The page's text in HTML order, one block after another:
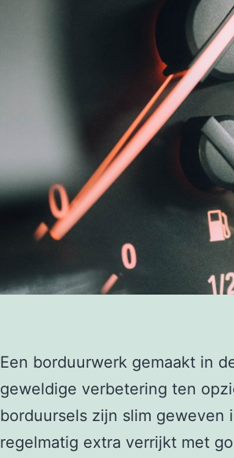
Een borduurwerk gemaakt in
geweldige verbetering ten
borduursels zijn slim geweven
regelmatig extra verrijkt met